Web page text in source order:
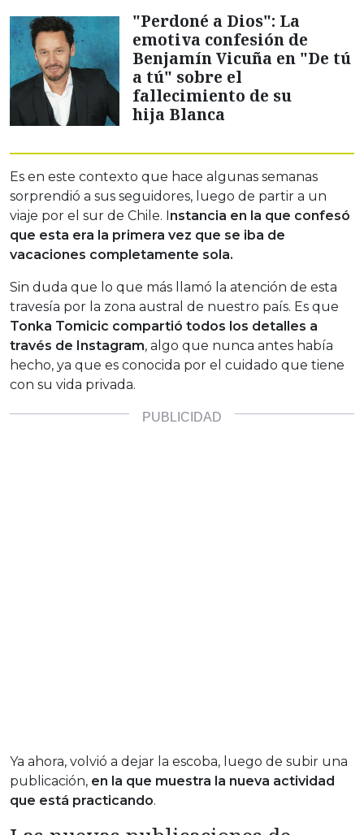
"Perdoné a Dios": La
emotiva confesión de
Benjamín Vicuña en "De tú
a tú" sobre el
fallecimiento de su
hija Blanca
Es en este contexto que hace algunas semanas
sorprendió a sus seguidores, luego de partir a un
viaje por el sur de Chile. I nstancia en la que confesó
que esta era la primera vez que se iba de
vacaciones completamente sola.
Sin duda que lo que más llamó la atención de esta
travesía por la zona austral de nuestro país. Es que
Tonka Tomicic compartió todos los detalles a
través de Instagram, algo que nunca antes había
hecho, ya que es conocida por el cuidado que tiene
con su vida privada.
Ya ahora, volvió a dejar la escoba, luego de subir una
publicación, en la que muestra la nueva actividad
que está practicando.